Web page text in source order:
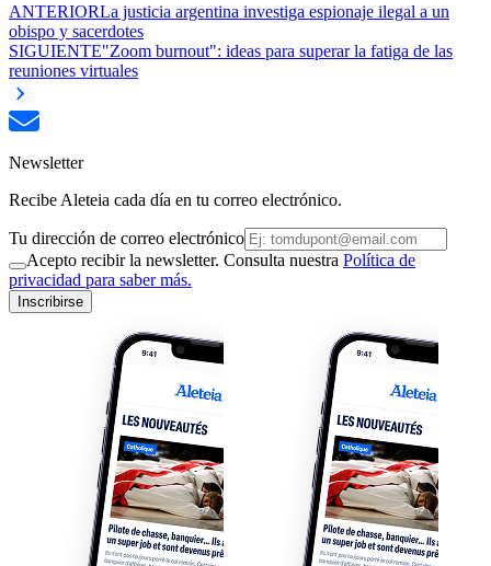
ANTERIORLa justicia argentina investiga espionaje ilegal a un
obispo y sacerdotes
SIGUIENTE"Zoom burnout": ideas para superar la fatiga de las
reuniones virtuales
Newsletter
Recibe Aleteia cada día en tu correo electrónico.
Tu dirección de correo electrónico
Acepto recibir la newsletter. Consulta nuestra Política de
privacidad para saber más.
Inscribirse